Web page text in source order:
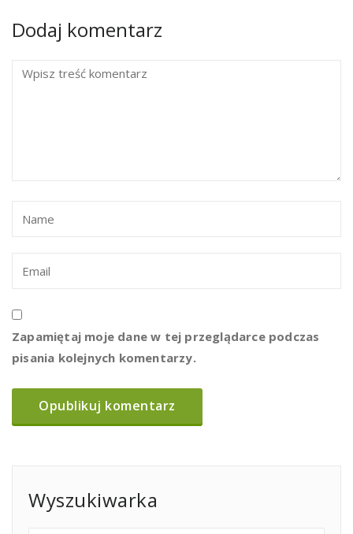
Dodaj komentarz
Zapamiętaj moje dane w tej przeglądarce podczas
pisania kolejnych komentarzy.
Wyszukiwarka